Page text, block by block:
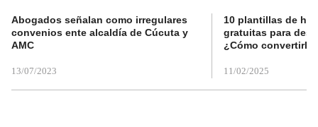
Abogados señalan como irregulares
convenios ente alcaldía de Cúcuta y
AMC
13/07/2023
10 plantillas de
gratuitas para
¿Cómo convertirla
11/02/2025